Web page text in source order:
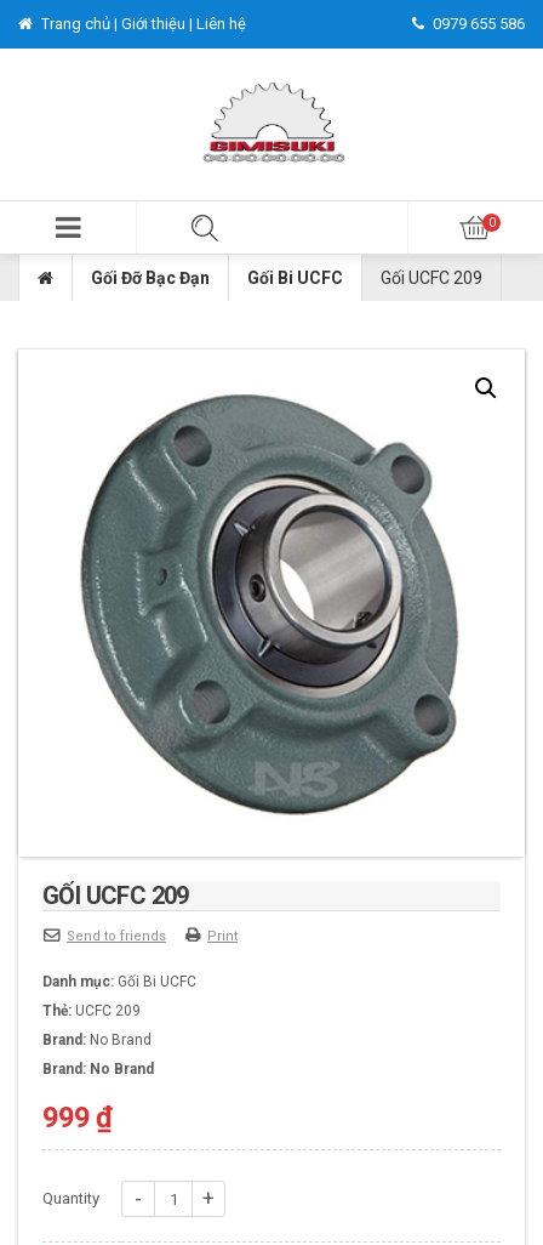
Trang chủ | Giới thiệu | Liên hệ 0979 655 586
Gối Đỡ Bạc Đạn Gối Bi UCFC Gối UCFC 209
GỐI UCFC 209
Send to friends Print
Danh mục: Gối Bi UCFC
Thẻ: UCFC 209
Brand: No Brand
Brand: No Brand
999₫
Quantity
Gối